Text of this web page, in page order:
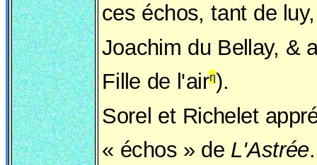
ces échos, tant de
Joachim du Bellay, &
Fille de l'airη).
Sorel et Richelet
« échos » de L'Astrée.